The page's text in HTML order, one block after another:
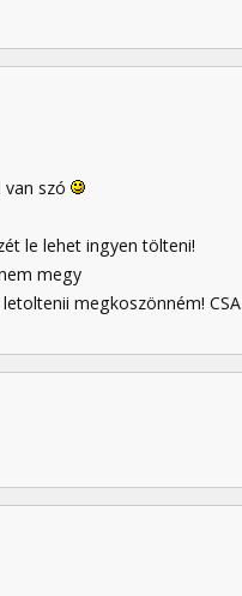
szó
le lehet ingyen tölteni!
megy
megkoszönném! CSA